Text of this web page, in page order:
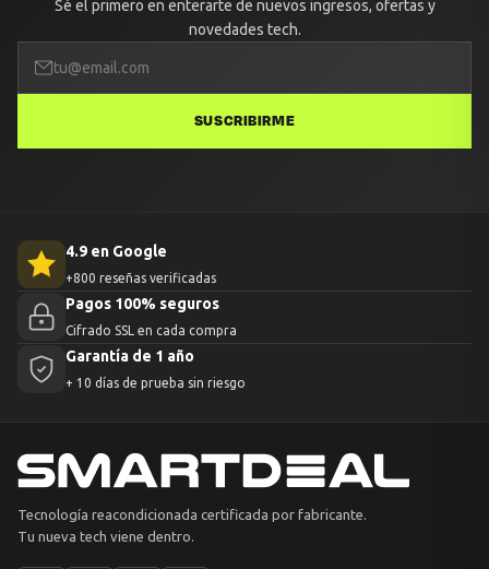
Sé el primero en enterarte de nuevos ingresos, ofertas y
novedades tech.
SUSCRIBIRME
4.9 en Google
+800 reseñas verificadas
Pagos 100% seguros
Cifrado SSL en cada compra
Garantía de 1 año
+ 10 días de prueba sin riesgo
Tecnología reacondicionada certificada por fabricante.
Tu nueva tech viene dentro.